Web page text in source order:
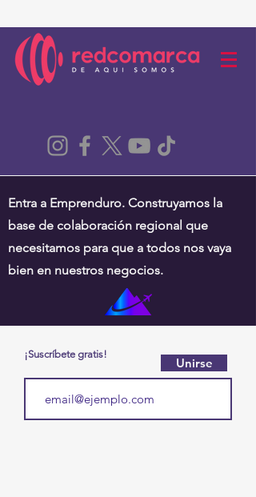
Entra a Emprenduro. Construyamos la
base de colaboración regional que
necesitamos para que a todos nos vaya
bien en nuestros negocios.
¡Suscríbete gratis!
Unirse